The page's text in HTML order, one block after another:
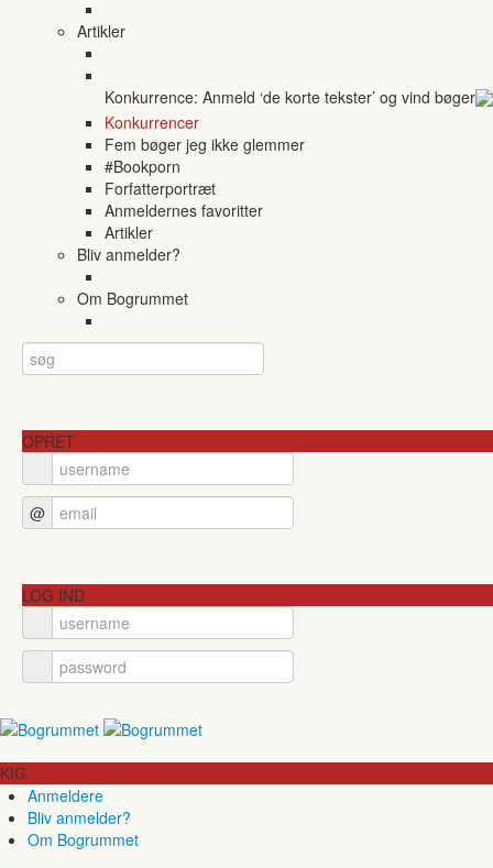
Artikler
Konkurrence: Anmeld ‘de korte tekster’ og vind bøger
Konkurrencer
Fem bøger jeg ikke glemmer
#Bookporn
Forfatterportræt
Anmeldernes favoritter
Artikler
Bliv anmelder?
Om Bogrummet
OPRET
@
LOG IND
KIG
Anmeldere
Bliv anmelder?
Om Bogrummet